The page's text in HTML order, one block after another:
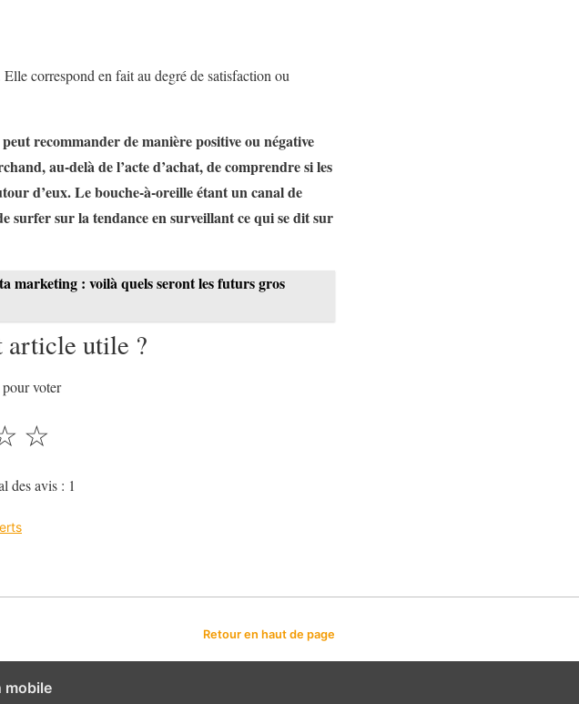
correspond en fait au degré de satisfaction ou
recommander de manière positive ou négative
au-delà de l’acte d’achat, de comprendre si les
d’eux. Le bouche-à-oreille étant un canal de
surfer sur la tendance en surveillant ce qui se dit sur
marketing : voilà quels seront les futurs gros
article utile ?
voter
☆
des avis : 1
Retour en haut de page
mobile